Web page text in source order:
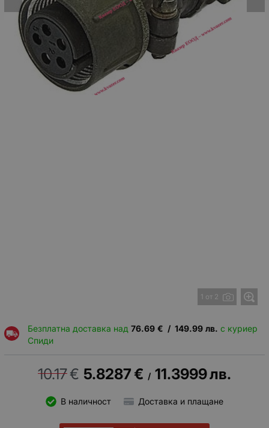
1 от 2
Безплатна доставка над 76.69 € / 149.99 лв. с куриер
Спиди
10.17€ 5.8287€ / 11.3999лв.
В наличност Доставка и плащане